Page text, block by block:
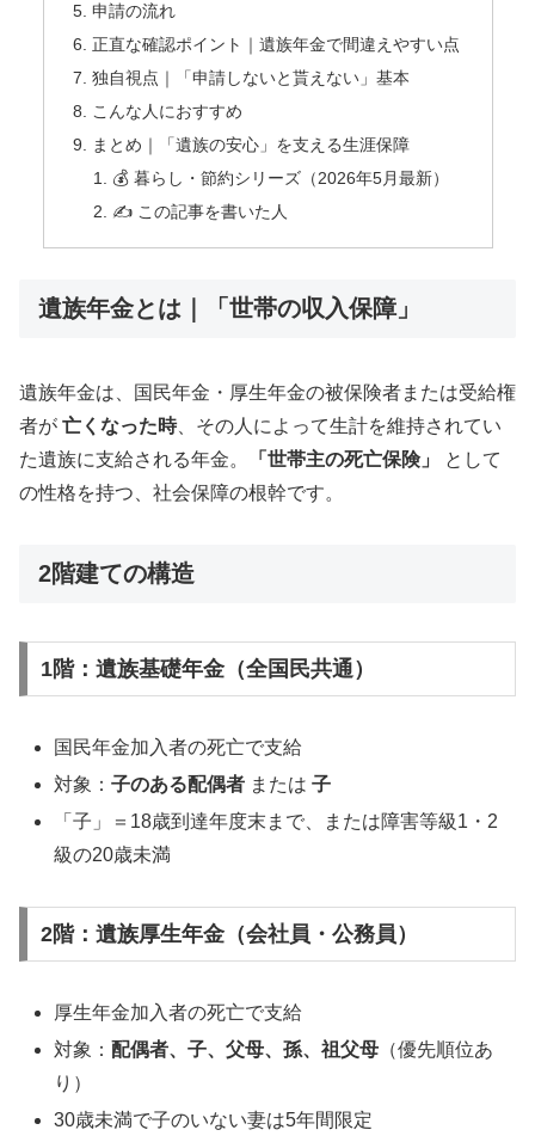
申請の流れ
正直な確認ポイント｜遺族年金で間違えやすい点
独自視点｜「申請しないと貰えない」基本
こんな人におすすめ
まとめ｜「遺族の安心」を支える生涯保障
💰 暮らし・節約シリーズ（2026年5月最新）
✍️ この記事を書いた人
遺族年金とは｜「世帯の収入保障」
遺族年金は、国民年金・厚生年金の被保険者または受給権
者が 亡くなった時、その人によって生計を維持されてい
た遺族に支給される年金。
「世帯主の死亡保険」
として
の性格を持つ、社会保障の根幹です。
2階建ての構造
1階：遺族基礎年金（全国民共通）
国民年金加入者の死亡で支給
対象：子のある配偶者 または子
「子」＝18歳到達年度末まで、または障害等級1・2
級の20歳未満
2階：遺族厚生年金（会社員・公務員）
厚生年金加入者の死亡で支給
対象：配偶者、子、父母、孫、祖父母 （優先順位あ
り）
30歳未満で子のいない妻は5年間限定